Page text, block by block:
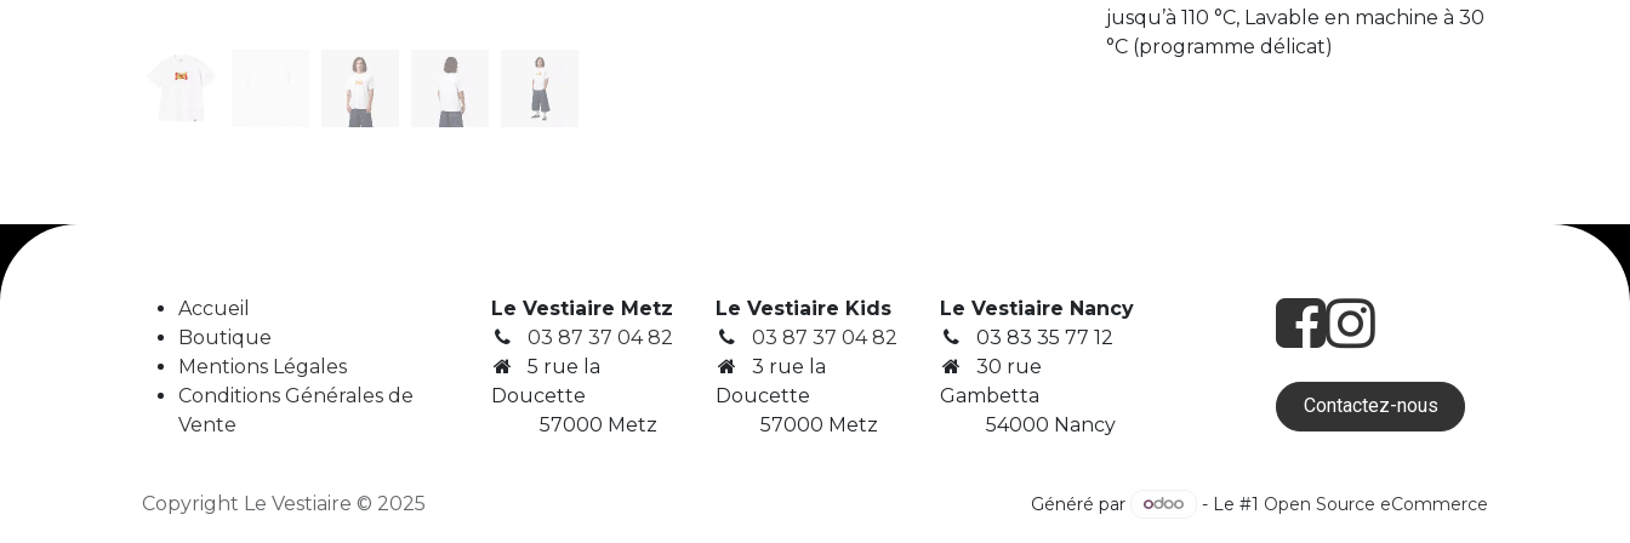
jusqu’à 110 °C, Lavable en machine à 30
°C (programme délicat)
Accueil
Boutique
Mentions Légales
Conditions Générales de
Vente
Le Vestiaire Metz
03 87 37 04 82
5 rue la
Doucette
57000 Metz
Le Vestiaire Kids
03 87 37 04 82
3 rue la
Doucette
​ 57000 Metz
Le Vestiaire Nancy
03 83 35 77 12
30 rue
Gambetta
​ 54000 Nancy
Contactez-nous
Copyright Le Vestiaire © 2025 Généré par - Le #1 Open Source eCommerce